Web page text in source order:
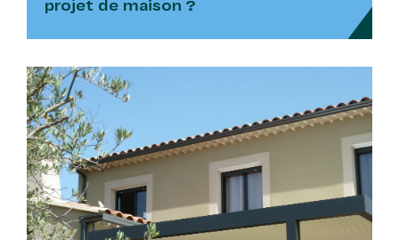
projet de maison ?